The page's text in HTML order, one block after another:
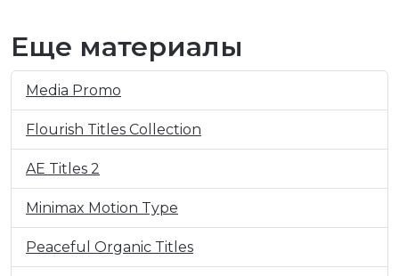
Еще материалы
Media Promo
Flourish Titles Collection
AE Titles 2
Minimax Motion Type
Peaceful Organic Titles